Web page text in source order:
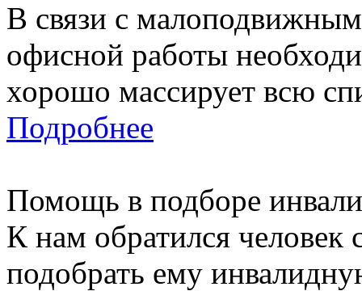
В связи с
офисной работы
хорошо массирует всю
Подробнее
Помощь в подборе
К нам обратился человек
подобрать ему